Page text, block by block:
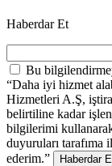
Haberdar Et
Bu
“Daha iyi hizmet
Hizmetleri A.Ş,
belirtiline kadar
bilgilerimi
duyuruları
ederim.”
Haberdar